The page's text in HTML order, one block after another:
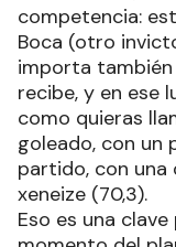
competencia:
Boca (otro
importa
recibe, y en ese
como quieras
goleado, con un
partido, con una
xeneize (70,3).
Eso es una